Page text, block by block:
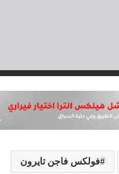
فولكس فاجن تايرون